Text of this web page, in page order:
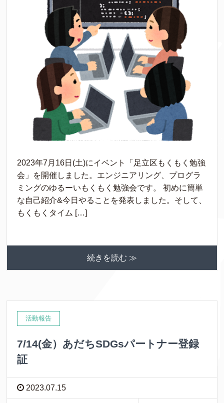
2023年7月16日(土)にイベント「足立区もくもく勉強
会」を開催しました。エンジニアリング、プログラ
ミングのゆるーいもくもく勉強会です。 初めに簡単
な自己紹介&今日やることを発表しました。そして、
もくもくタイム […]
続きを読む ≫
活動報告
7/14(金）あだちSDGsパートナー登録
証
2023.07.15